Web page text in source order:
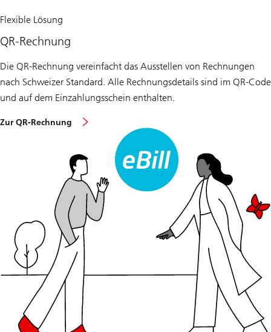
Flexible Lösung
QR-Rechnung
Die QR-Rechnung vereinfacht das Ausstellen von Rechnungen
nach Schweizer Standard. Alle Rechnungsdetails sind im QR-Code
und auf dem Einzahlungsschein enthalten.
Zur QR-Rechnung